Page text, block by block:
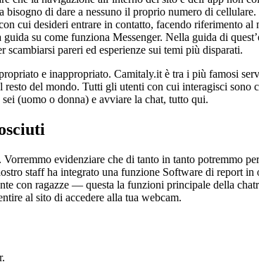
di dare a nessuno il proprio numero di
cui desideri entrare in contatto, facendo riferimento al
su come funziona Messenger. Nella guida di
pareri ed esperienze sui temi più disparati.
e inappropriato. Camitaly.it è tra i più famosi
resto del mondo. Tutti gli utenti con cui interagisci sono
(uomo o donna) e avviare la chat, tutto qui.
evidenziare che di tanto in tanto potremmo
staff ha integrato una funzione Software di report in
con ragazze — questa la funzioni principale della
al sito di accedere alla tua webcam.